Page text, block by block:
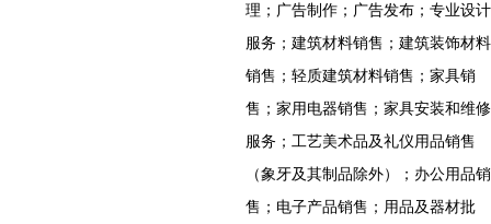
理；广告制作；广告发布；专业设计
服务；建筑材料销售；建筑装饰材料
销售；轻质建筑材料销售；家具销
售；家用电器销售；家具安装和维修
服务；工艺美术品及礼仪用品销售
（象牙及其制品除外）；办公用品销
售；电子产品销售；用品及器材批